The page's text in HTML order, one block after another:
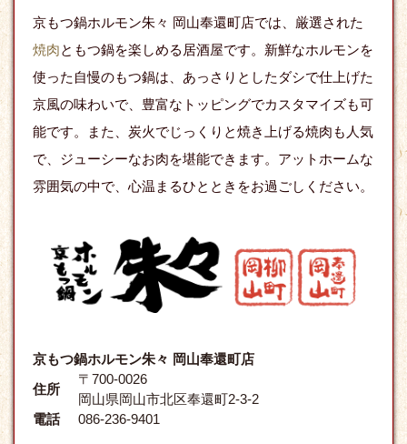
京もつ鍋ホルモン朱々 岡山奉還町店では、厳選された
焼肉ともつ鍋を楽しめる居酒屋です。新鮮なホルモンを
使った自慢のもつ鍋は、あっさりとしたダシで仕上げた
京風の味わいで、豊富なトッピングでカスタマイズも可
能です。また、炭火でじっくりと焼き上げる焼肉も人気
で、ジューシーなお肉を堪能できます。アットホームな
雰囲気の中で、心温まるひとときをお過ごしください。
京もつ鍋ホルモン朱々 岡山奉還町店
住所
〒700-0026
岡山県岡山市北区奉還町2-3-2
電話
086-236-9401